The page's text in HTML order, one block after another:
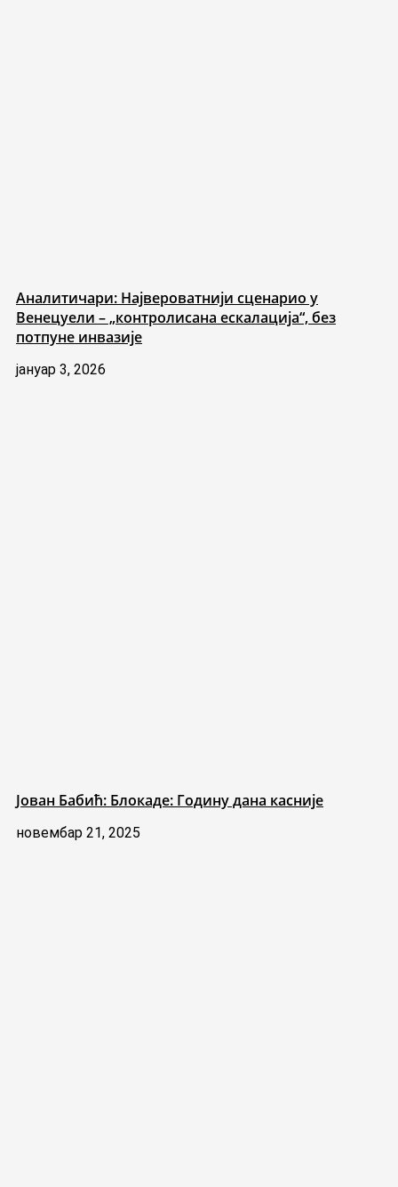
Аналитичари: Највероватнији сценарио у
Венецуели – „контролисана ескалација“, без
потпуне инвазије
јануар 3, 2026
Јован Бабић: Блокаде: Годину дана касније
новембар 21, 2025